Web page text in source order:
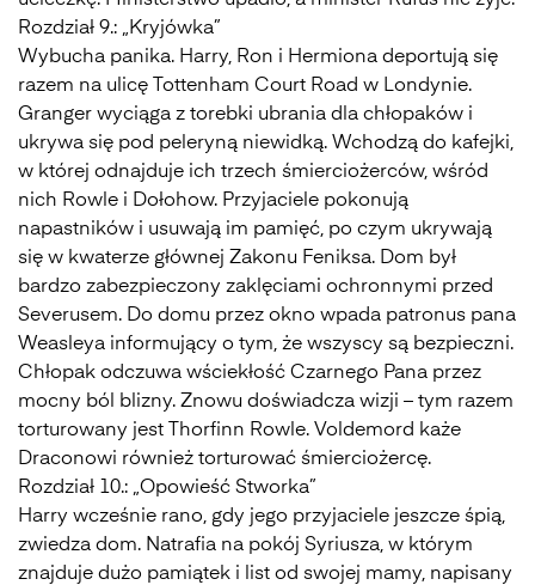
Rozdział 9.: „Kryjówka”
Wybucha panika. Harry, Ron i Hermiona deportują się
razem na ulicę Tottenham Court Road w Londynie.
Granger wyciąga z torebki ubrania dla chłopaków i
ukrywa się pod peleryną niewidką. Wchodzą do kafejki,
w której odnajduje ich trzech śmierciożerców, wśród
nich Rowle i Dołohow. Przyjaciele pokonują
napastników i usuwają im pamięć, po czym ukrywają
się w kwaterze głównej Zakonu Feniksa. Dom był
bardzo zabezpieczony zaklęciami ochronnymi przed
Severusem. Do domu przez okno wpada patronus pana
Weasleya informujący o tym, że wszyscy są bezpieczni.
Chłopak odczuwa wściekłość Czarnego Pana przez
mocny ból blizny. Znowu doświadcza wizji – tym razem
torturowany jest Thorfinn Rowle. Voldemord każe
Draconowi również torturować śmierciożercę.
Rozdział 10.: „Opowieść Stworka”
Harry wcześnie rano, gdy jego przyjaciele jeszcze śpią,
zwiedza dom. Natrafia na pokój Syriusza, w którym
znajduje dużo pamiątek i list od swojej mamy, napisany